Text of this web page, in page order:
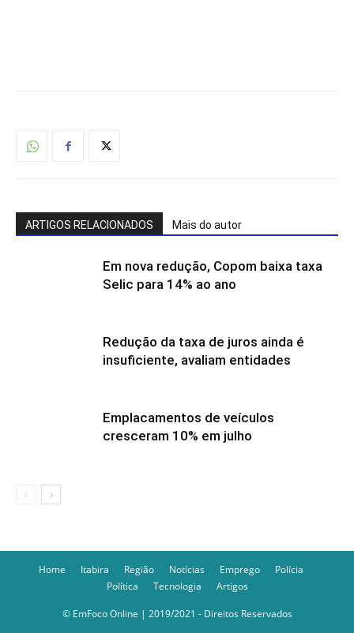
ARTIGOS RELACIONADOS Mais do autor
Em nova redução, Copom baixa taxa
Selic para 14% ao ano
Redução da taxa de juros ainda é
insuficiente, avaliam entidades
Emplacamentos de veículos
cresceram 10% em julho
Home Itabira Região Notícias Emprego
Polícia
Política
Tecnologia Artigos
© EmFoco Online | 2019/2021 - Direitos Reservados